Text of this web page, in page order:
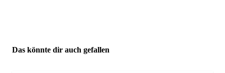
Das könnte dir auch gefallen